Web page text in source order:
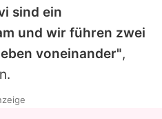
sind ein
und wir führen zwei
voneinander",